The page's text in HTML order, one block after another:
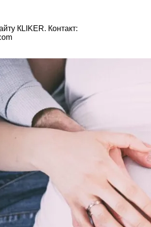
КLIKER. Контакт: